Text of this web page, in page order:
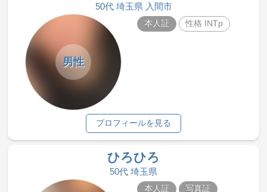
50代 埼玉県 入間市
男性
本人証 性格 INTp
プロフィールを見る
ひろひろ
50代 埼玉県
本人証
写真証